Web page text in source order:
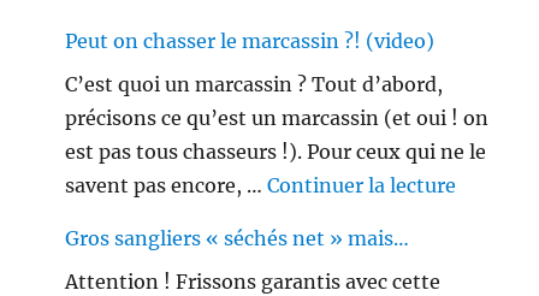
Peut on chasser le marcassin ?! (video)
C’est quoi un marcassin ? Tout d’abord,
précisons ce qu’est un marcassin (et oui ! on
est pas tous chasseurs !). Pour ceux qui ne le
savent pas encore, …Continuer la lecture
Gros sangliers « séchés net » mais…
Attention ! Frissons garantis avec cette